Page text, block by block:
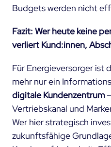
Budgets werden nicht
Fazit: Wer heute keine
verliert Kund:innen,
Für Energieversorger ist
mehr nur ein
digitale Kundenzentrum
Vertriebskanal und
Wer hier strategisch
zukunftsfähige